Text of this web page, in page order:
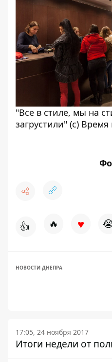
"Все в стиле, мы на
загрустили" (с) Время
👍 🔥 ♥
НОВОСТИ ДНЕПРА
17:05, 24 ноября 2017
Итоги недели от